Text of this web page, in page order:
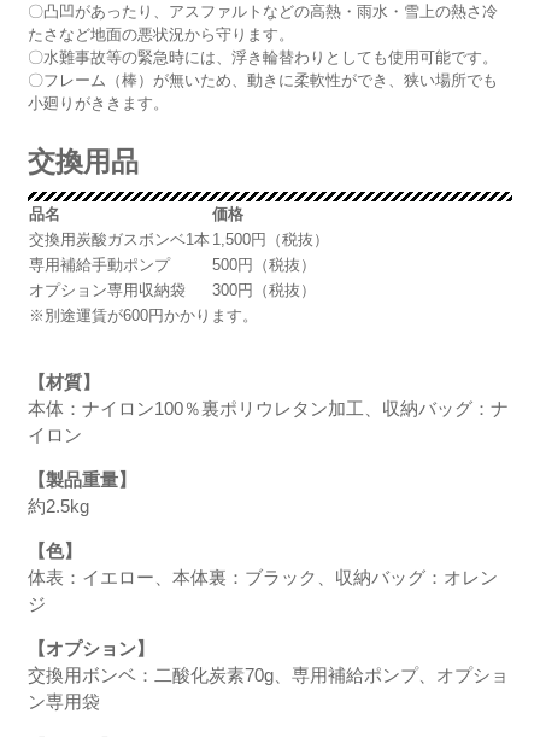
〇凸凹があったり、アスファルトなどの高熱・雨水・雪上の熱さ冷
たさなど地面の悪状況から守ります。
〇水難事故等の緊急時には、浮き輪替わりとしても使用可能です。
〇フレーム（棒）が無いため、動きに柔軟性ができ、狭い場所でも
小廻りがききます。
交換用品
品名
価格
交換用炭酸ガスボンベ1本 1,500円（税抜）
専用補給手動ポンプ
500円（税抜）
オプション専用収納袋
300円（税抜）
※別途運賃が600円かかります。
【材質】
本体：ナイロン100％裏ポリウレタン加工、収納バッグ：ナ
イロン
【製品重量】
約2.5kg
【色】
体表：イエロー、本体裏：ブラック、収納バッグ：オレン
ジ
【オプション】
交換用ボンベ：二酸化炭素70g、専用補給ポンプ、オプショ
ン専用袋